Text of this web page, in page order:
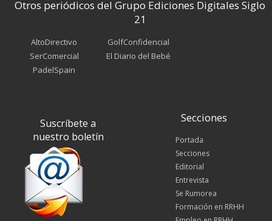
Otros periódicos del Grupo Ediciones Digitales Siglo
21
AltoDirectivo
SerComercial
PadelSpain
GolfConfidencial
El Diario del Bebé
Suscríbete a
nuestro boletín
Secciones
Portada
Secciones
Editorial
Entrevista
Se Rumorea
Formación en RRHH